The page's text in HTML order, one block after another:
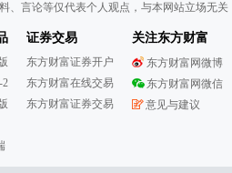
、言论等仅代表个人观点，与本网站立场无
2
证券交易
东方财富证券开户
东方财富在线交易
东方财富证券交易
关注东方财富
东方财富网微博
东方财富网微信
意见与建议